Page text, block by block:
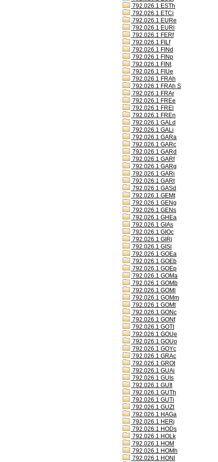
792.026.1 ESTh
792.026.1 ETCi
792.026.1 EURe
792.026.1 EURl
792.026.1 FERf
792.026.1 FILf
792.026.1 FINd
792.026.1 FINp
792.026.1 FINt
792.026.1 FIUe
792.026.1 FRAh
792.026.1 FRAh S
792.026.1 FRAr
792.026.1 FREe
792.026.1 FREl
792.026.1 FREn
792.026.1 GALd
792.026.1 GALi
792.026.1 GARa
792.026.1 GARc
792.026.1 GARd
792.026.1 GARf
792.026.1 GARg
792.026.1 GARi
792.026.1 GARt
792.026.1 GASd
792.026.1 GEMt
792.026.1 GENg
792.026.1 GENs
792.026.1 GHEa
792.026.1 GIAs
792.026.1 GIOc
792.026.1 GIRj
792.026.1 GISi
792.026.1 GOEa
792.026.1 GOEb
792.026.1 GOEp
792.026.1 GOMa
792.026.1 GOMb
792.026.1 GOMl
792.026.1 GOMm
792.026.1 GOMt
792.026.1 GONc
792.026.1 GONf
792.026.1 GOTt
792.026.1 GOUe
792.026.1 GOUo
792.026.1 GOYc
792.026.1 GRAc
792.026.1 GROt
792.026.1 GUAi
792.026.1 GUIs
792.026.1 GUIt
792.026.1 GUTh
792.026.1 GUTi
792.026.1 GUZt
792.026.1 HAGa
792.026.1 HERj
792.026.1 HODs
792.026.1 HOLk
792.026.1 HOM
792.026.1 HOMh
792.026.1 HONl